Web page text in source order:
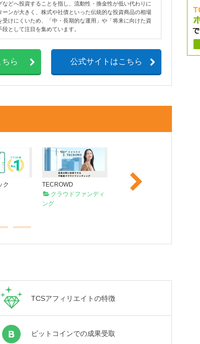
などへ投資することを指し、流動性・換金性が低い代わりに
ーンが大きく、株式や社債といった伝統的な投資商品の相場
受けにくいため、「中・長期的な運用」や「将来に向けた資
段として注目を集めています。
ら 公式サイトはこちら
ク
TECROWD
クラウドファンディ
ング
オンライン麻雀Maru-Ja
Next
TCSアフィリエイトの特徴
ビットコインでの成果受取